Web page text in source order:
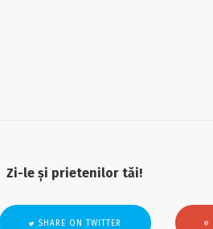
Zi-le și prietenilor tăi!
SHARE ON TWITTER